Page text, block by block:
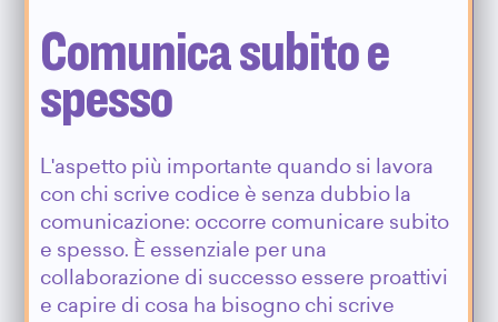
Comunica subito e
spesso
L'aspetto più importante quando si lavora
con chi scrive codice è senza dubbio la
comunicazione: occorre comunicare subito
e spesso. È essenziale per una
collaborazione di successo essere proattivi
e capire di cosa ha bisogno chi scrive